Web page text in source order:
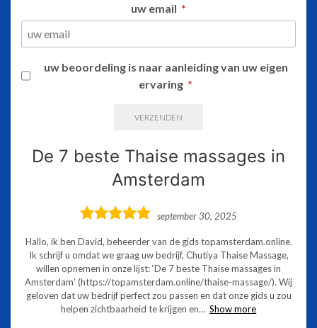
uw email
uw beoordeling is naar aanleiding van uw eigen
ervaring
VERZENDEN
De 7 beste Thaise massages in
Amsterdam
5,0
september 30, 2025
Hallo, ik ben David, beheerder van de gids topamsterdam.online.
Ik schrijf u omdat we graag uw bedrijf, Chutiya Thaise Massage,
willen opnemen in onze lijst: ‘De 7 beste Thaise massages in
Amsterdam’ (https://topamsterdam.online/thaise-massage/). Wij
geloven dat uw bedrijf perfect zou passen en dat onze gids u zou
helpen zichtbaarheid te krijgen en
Show more